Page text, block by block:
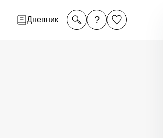
Дневник ?